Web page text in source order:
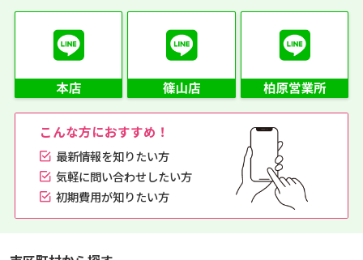
こんな方におすすめ！
最新情報を知りたい方
気軽に問い合わせしたい方
初期費用が知りたい方